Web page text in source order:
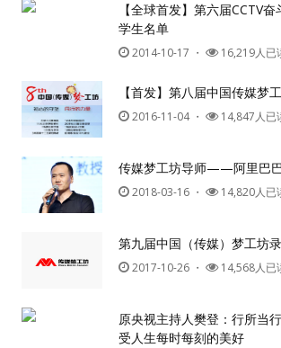
【全球首发】第六届CCTV
学生名单
2014-10-17 ・ 16,219人已
【首发】第八届中国传媒梦
2016-11-04・ 14,847人已
传媒梦工坊导师——阿里巴
2018-03-16 ・ 14,820人已
第九届中国（传媒）梦工坊
2017-10-26 ・ 14,568人已
原央视主持人樊登：行所当
受人生每时每刻的美好